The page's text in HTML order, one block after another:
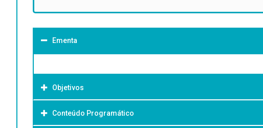
Ementa
Objetivos
Objetivo Geral:
Conteúdo Programático